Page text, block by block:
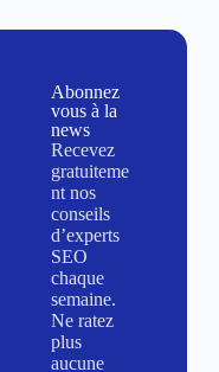
Abonnez
vous à la
news
Recevez
gratuiteme
nt nos
conseils
d’experts
SEO
chaque
semaine.
Ne ratez
plus
aucune